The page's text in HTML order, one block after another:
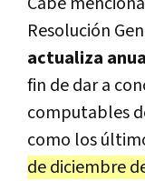
Resolución
actualiza
fin de dar a
computables
como los
de diciembre